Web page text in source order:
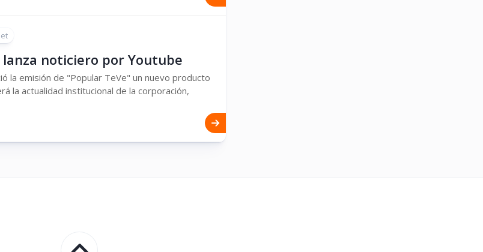
noticiero por Youtube
la emisión de "Popular TeVe" un nuevo producto
la actualidad institucional de la corporación,